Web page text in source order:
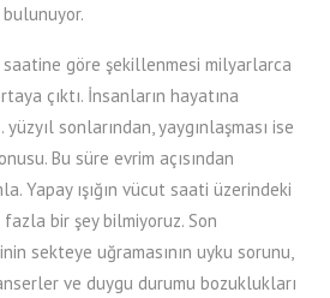
saatine göre şekillenmesi milyarlarca
çıktı. İnsanların hayatına
sonlarından, yaygınlaşması ise
Bu süre evrim açısından
Yapay ışığın vücut saati üzerindeki
bir şey bilmiyoruz. Son
sekteye uğramasının uyku sorunu,
ve duygu durumu bozuklukları